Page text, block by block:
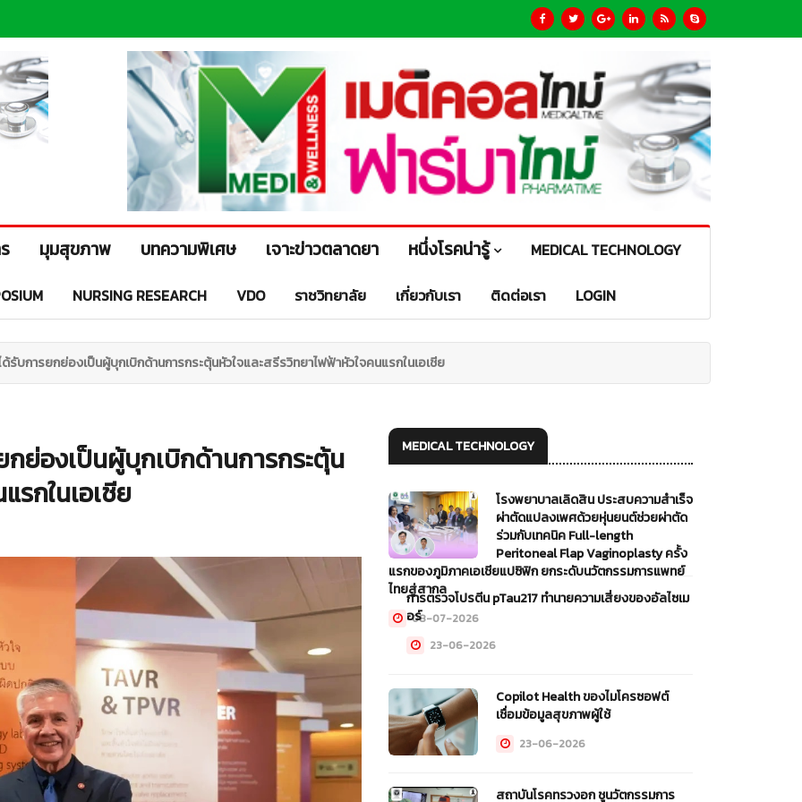
มุมสุขภาพ บทความพิเศษ เจาะข่าวตลาดยา หนึ่งโรคน่ารู้ MEDICAL TECHNOLOGY
NURSING RESEARCH VDO ราชวิทยาลัย เกี่ยวกับเรา ติดต่อเรา LOGIN
บการยกย่องเป็นผู้บุกเบิกด้านการกระตุ้นหัวใจและสรีรวิทยาไฟฟ้าหัวใจคนแรกในเอเชีย
ย่องเป็นผู้บุกเบิกด้านการกระตุ้น
รกในเอเชีย
MEDICAL TECHNOLOGY
โรงพยาบาลเลิดสิน ประสบความสำเร็จ
ผ่าตัดแปลงเพศด้วยหุ่นยนต์ช่วยผ่าตัด
ร่วมกับเทคนิค Full-length
Peritoneal Flap Vaginoplasty ครั้ง
แรกของภูมิภาคเอเชียแปซิฟิก ยกระดับนวัตกรรมการแพทย์
ไทยสู่สากล
08-07-2026
การตรวจโปรตีน pTau217 ทำนายความเสี่ยงของอัลไซเม
อร์
23-06-2026
Copilot Health ของไมโครซอฟต์
เชื่อมข้อมูลสุขภาพผู้ใช้
23-06-2026
สถาบันโรคทรวงอก ชูนวัตกรรมการ